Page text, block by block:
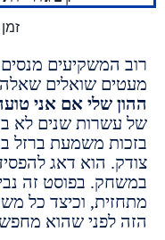
זמן קריאה: 4
מנסים
שואלים שאלה חשובה
אם אני טועה?”פול
שנים לא בזכות
משמעת ברזל בניהול
הוא דאג להפסיד מעט
בפוסט זה נבין מדוע
וכיצד כל משקיע
שהוא מחפש את